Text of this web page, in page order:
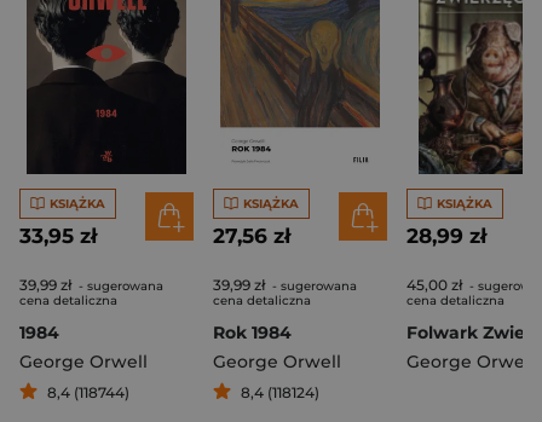
KSIĄŻKA
33,95 zł
39,99 zł - sugerowana
cena detaliczna
1984
George Orwell
8,4 (118744)
KSIĄŻKA
27,56 zł
39,99 zł - sugerowana
cena detaliczna
Rok 1984
George Orwell
8,4 (118124)
KSIĄŻKA
28,99 zł
45,00 zł -
cena detaliczna
Folwark
George Orwell